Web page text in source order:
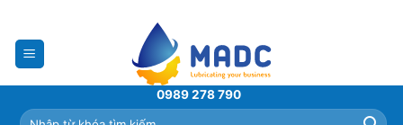
content
0989 278 790
Tìm